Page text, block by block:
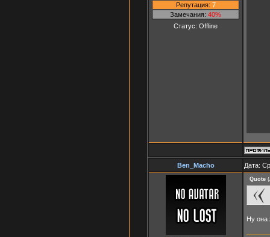
Репутация: 7
Замечания: 40%
Статус: Offline
Ben_Macho Дата:
Quote (
Ну она